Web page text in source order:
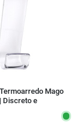
Mago
Discreto e